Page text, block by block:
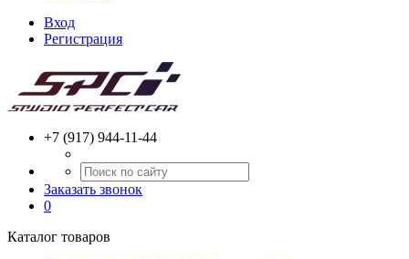
Вход
Регистрация
+7 (917) 944-11-44
Заказать звонок
0
Каталог товаров